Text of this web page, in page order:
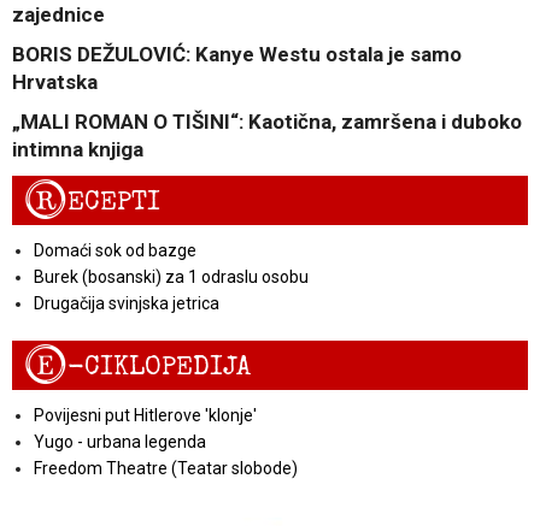
zajednice
BORIS DEŽULOVIĆ: Kanye Westu ostala je samo
Hrvatska
„MALI ROMAN O TIŠINI“: Kaotična, zamršena i duboko
intimna knjiga
RECEPTI
Domaći sok od bazge
Burek (bosanski) za 1 odraslu osobu
Drugačija svinjska jetrica
E-CIKLOPEDIJA
Povijesni put Hitlerove 'klonje'
Yugo - urbana legenda
Freedom Theatre (Teatar slobode)